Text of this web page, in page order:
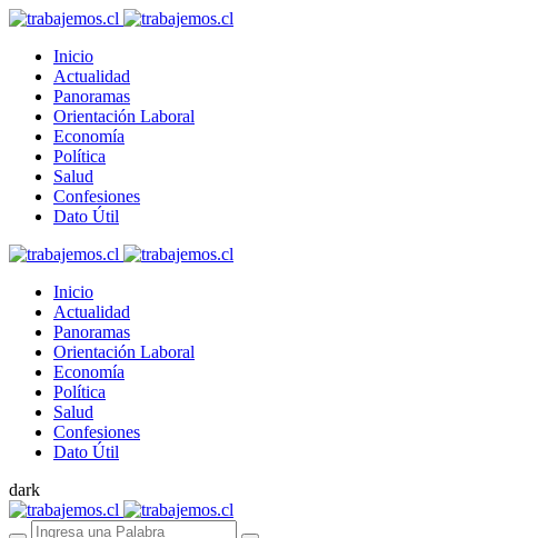
Inicio
Actualidad
Panoramas
Orientación Laboral
Economía
Política
Salud
Confesiones
Dato Útil
Inicio
Actualidad
Panoramas
Orientación Laboral
Economía
Política
Salud
Confesiones
Dato Útil
dark